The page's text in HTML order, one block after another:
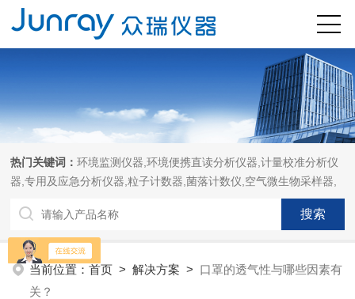
热门关键词：环境监测仪器,环境便携直读分析仪器,计量校准分析仪
器,专用及应急分析仪器,粒子计数器,菌落计数仪,空气微生物采样器,
当前位置：首页 >解决方案 > 口罩的透气性与哪些因素有
关？